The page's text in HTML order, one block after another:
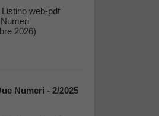
web-pdf
2026)
Numeri - 2/2025